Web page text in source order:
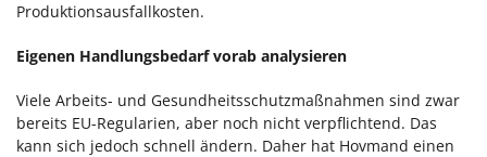
Produktionsausfallkosten.
Eigenen Handlungsbedarf vorab analysieren
Viele Arbeits- und Gesundheitsschutzmaßnahmen sind zwar
bereits EU-Regularien, aber noch nicht verpflichtend. Das
kann sich jedoch schnell ändern. Daher hat Hovmand einen